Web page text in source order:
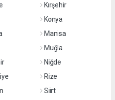
Kırşehir
Konya
Manisa
Muğla
Niğde
Rize
Siirt